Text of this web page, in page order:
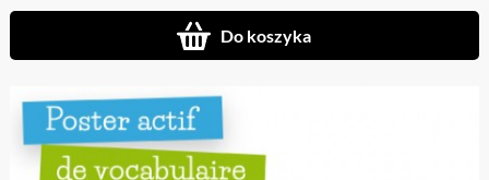
Do koszyka